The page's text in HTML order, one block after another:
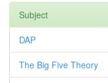
Subject
DAP
The Big Five Theory